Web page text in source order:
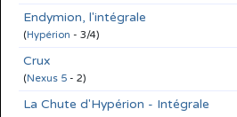
Endymion, l'intégrale
(Hypérion - 3/4)
Crux
(Nexus 5 - 2)
La Chute d'Hypérion - Intégrale